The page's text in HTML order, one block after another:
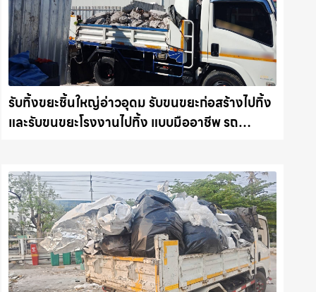
รับทิ้งขยะชิ้นใหญ่อ่าวอุดม รับขนขยะก่อสร้างไปทิ้ง
และรับขนขยะโรงงานไปทิ้ง แบบมืออาชีพ รถ